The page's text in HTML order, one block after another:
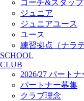
コーチ&スタッフ
ジュニア
ジュニアユース
ユース
練習拠点（ナラ
SCHOOL
CLUB
2026/27 パートナ
パートナー募集
クラブ理念